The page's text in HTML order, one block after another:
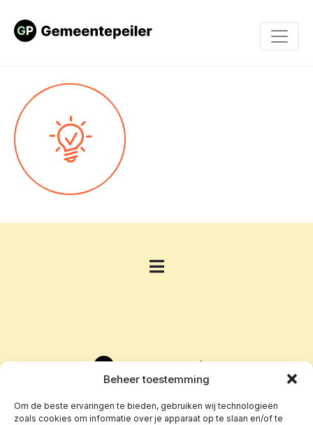
Beheer toestemming
Om de beste ervaringen te bieden, gebruiken wij technologieën
zoals cookies om informatie over je apparaat op te slaan en/of te